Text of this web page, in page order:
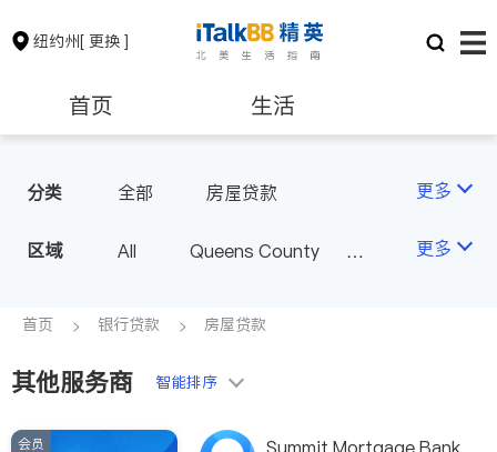
纽约州[ 更换 ]
首页 生活
保险理财 房地产租售
银行贷款 会计师
建筑装修
分类 全部 房屋贷款 更多
区域 All
Queens County
Long Island
Bronx County
Buffalo & Syracuse
Westchester County & Orange
更多
首页 银行贷款 房屋贷款
其他服务商 智能排序
会员